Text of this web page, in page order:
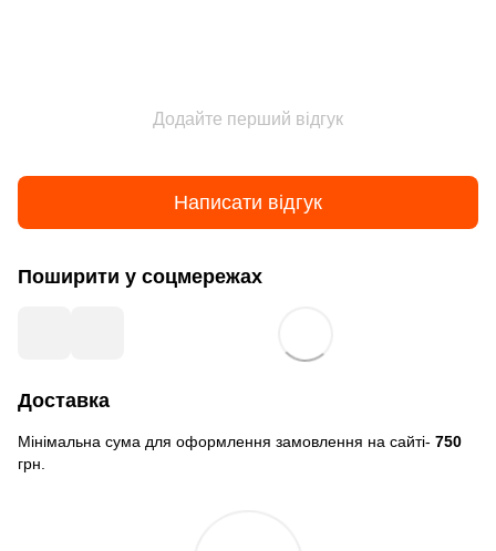
Додайте перший відгук
Написати відгук
Поширити у соцмережах
Доставка
Мінімальна сума для оформлення замовлення на сайті- 750
грн.